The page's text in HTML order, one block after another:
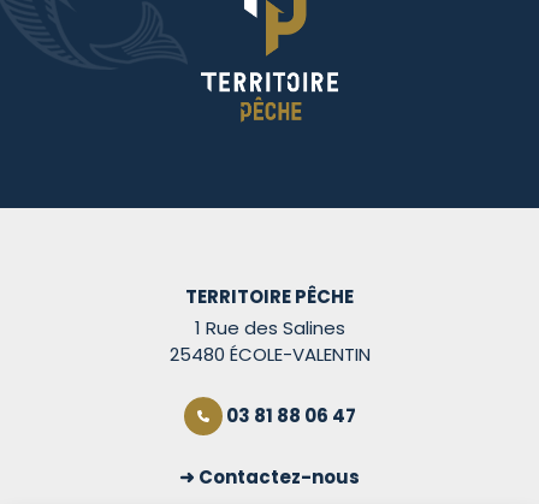
TERRITOIRE PÊCHE
1 Rue des Salines
25480 ÉCOLE-VALENTIN
03 81 88 06 47
Contactez-nous